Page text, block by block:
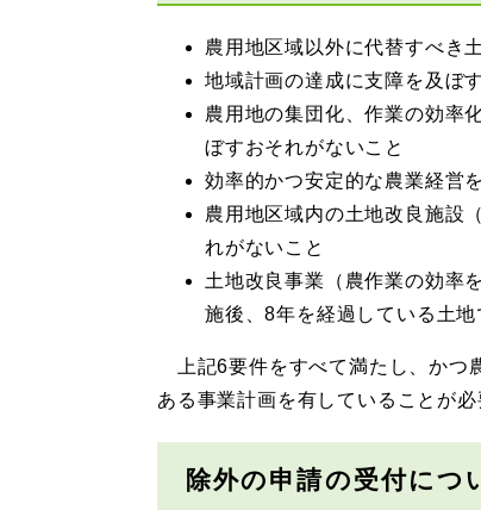
農用地区域以外に代替すべき
地域計画の達成に支障を及ぼ
農用地の集団化、作業の効率
ぼすおそれがないこと
効率的かつ安定的な農業経営
農用地区域内の土地改良施設
れがないこと
土地改良事業（農作業の効率
施後、8年を経過している土地
上記6要件をすべて満たし、かつ
ある事業計画を有していることが必
除外の申請の受付につ